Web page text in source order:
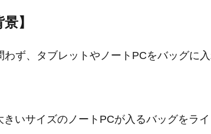
】
わず、タブレットやノートPCをバッグに
いサイズのノートPCが入るバッグをラ